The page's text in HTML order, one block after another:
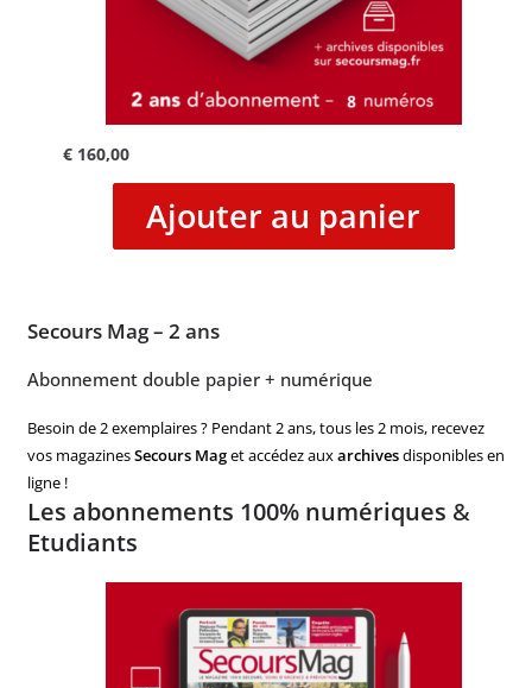
€160,00
Ajouter au panier
Secours Mag – 2 ans
Abonnement double papier + numérique
Besoin de 2 exemplaires ? Pendant 2 ans, tous les 2 mois, recevez
vos magazinesSecours Maget accédez auxarchivesdisponibles en
ligne !
Les abonnements 100% numériques &
Etudiants